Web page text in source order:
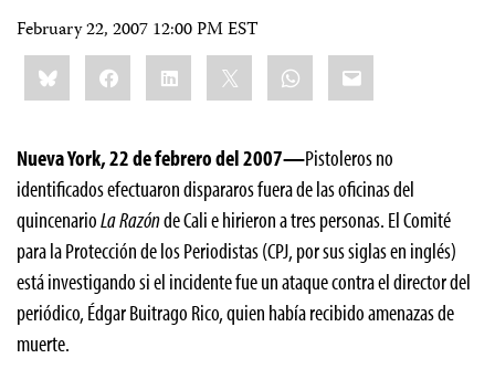
February 22, 2007 12:00 PM EST
Share
this:BlueskyFacebookLinkedIn WhatsApp
Email
Nueva York, 22 de febrero del 2007—Pistoleros no
identificados efectuaron dispararos fuera de las oficinas del
quincenarioLa Razónde Cali e hirieron a tres personas. El Comité
para la Protección de los Periodistas (CPJ, por sus siglas en inglés)
está investigando si el incidente fue un ataque contra el director del
periódico, Édgar Buitrago Rico, quien había recibido amenazas de
muerte.